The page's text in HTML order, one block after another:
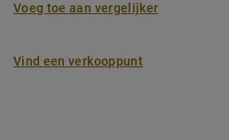
Voeg toe aan vergelijker
Vind een verkooppunt